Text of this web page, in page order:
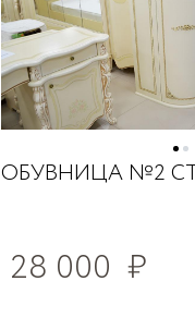
ОБУВНИЦА №2
28 000 ₽